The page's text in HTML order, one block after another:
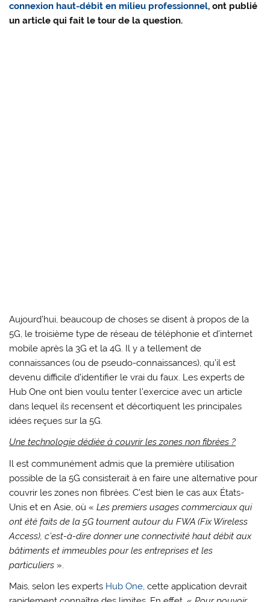
connexion haut-débit en milieu professionnel, ont publié
un article qui fait le tour de la question.
Aujourd’hui, beaucoup de choses se disent à propos de la
5G, le troisième type de réseau de téléphonie et d’internet
mobile après la 3G et la 4G. Il y a tellement de
connaissances (ou de pseudo-connaissances), qu’il est
devenu difficile d’identifier le vrai du faux. Les experts de
Hub One ont bien voulu tenter l’exercice avec un article
dans lequel ils recensent et décortiquent les principales
idées reçues sur la 5G.
Une technologie dédiée à couvrir les zones non fibrées ?
Il est communément admis que la première utilisation
possible de la 5G consisterait à en faire une alternative pour
couvrir les zones non fibrées. C’est bien le cas aux États-
Unis et en Asie, où «Les premiers usages commerciaux qui
ont été faits de la 5G tournent autour du FWA (Fix Wireless
Access), c’est-à-dire donner une connectivité haut débit aux
bâtiments et immeubles pour les entreprises et les
particuliers ».
Mais, selon les experts Hub One, cette application devrait